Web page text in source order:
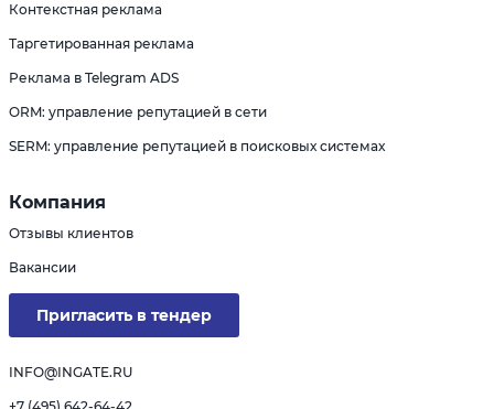
Контекстная реклама
Таргетированная реклама
Реклама в Telegram ADS
ORM: управление репутацией в сети
SERM: управление репутацией в поисковых системах
Компания
Отзывы клиентов
Вакансии
Пригласить в тендер
INFO@INGATE.RU